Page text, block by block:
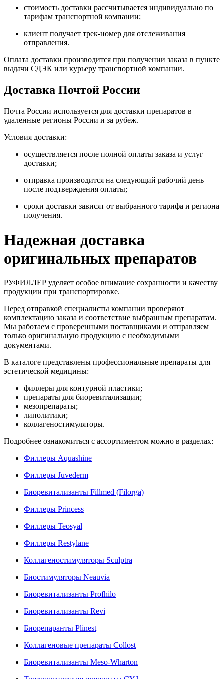
стоимость доставки рассчитывается индивидуально по
тарифам транспортной компании;
клиент получает трек-номер для отслеживания
отправления.
Оплата доставки производится при получении заказа в пункте
выдачи СДЭК или курьеру транспортной компании.
Доставка Почтой России
Почта России используется для доставки препаратов в
удаленные регионы России и за рубеж.
Условия доставки:
осуществляется после полной оплаты заказа и услуг
доставки;
отправка производится на следующий рабочий день
после подтверждения оплаты;
сроки доставки зависят от выбранного тарифа и региона
получения.
Надежная доставка
оригинальных препаратов
РУФИЛЛЕР уделяет особое внимание сохранности и качеству
продукции при транспортировке.
Перед отправкой специалисты компании проверяют
комплектацию заказа и соответствие выбранным препаратам.
Мы работаем с проверенными поставщиками и отправляем
только оригинальную продукцию с необходимыми
документами.
В каталоге представлены профессиональные препараты для
эстетической медицины:
филлеры для контурной пластики;
препараты для биоревитализации;
мезопрепараты;
липолитики;
коллагеностимуляторы.
Подробнее ознакомиться с ассортиментом можно в разделах:
Филлеры Aquashine
Филлеры Juvederm
Биоревитализанты Fillmed (Filorga)
Филлеры Princess
Филлеры Teosyal
Филлеры Restylane
Коллагеностимуляторы Sculptra
Биостимуляторы Neauvia
Биоревитализанты Profhilo
Биоревитализанты Revi
Биорепаранты Plinest
Коллагеновые препараты Collost
Биоревитализанты Meso-Wharton